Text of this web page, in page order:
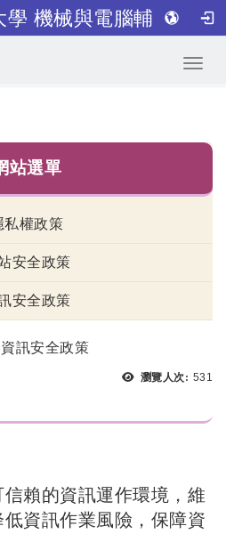
國立虎尾科技大學 機械與電腦輔助工程系
主要內容
站選單
私權政策
安全政策
安全政策
資訊安全政策
瀏覽人次: 531
賴的資訊運作環境，維
資訊作業風險，保障資